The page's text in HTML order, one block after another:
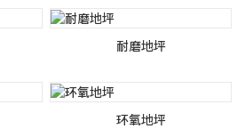
耐磨地坪
环氧地坪